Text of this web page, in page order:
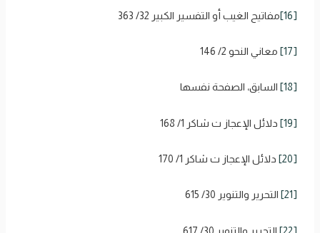
[16] مفاتيح الغيب أو التفسير الكبير 32/ 363
[17] معاني النحو 2/ 146
[18] السابق، الصفحة نفسها
[19] دلائل الإعجاز ت شاكر 1/ 168
[20] دلائل الإعجاز ت شاكر 1/ 170
[21] التحرير والتنوير 30/ 615
[22] التحرير والتنوير 30/ 617